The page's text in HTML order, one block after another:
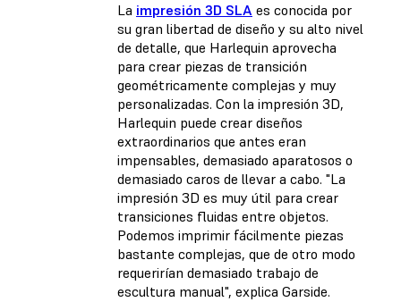
La impresión 3D SLA es conocida por
su gran libertad de diseño y su alto nivel
de detalle, que Harlequin aprovecha
para crear piezas de transición
geométricamente complejas y muy
personalizadas. Con la impresión 3D,
Harlequin puede crear diseños
extraordinarios que antes eran
impensables, demasiado aparatosos o
demasiado caros de llevar a cabo. "La
impresión 3D es muy útil para crear
transiciones fluidas entre objetos.
Podemos imprimir fácilmente piezas
bastante complejas, que de otro modo
requerirían demasiado trabajo de
escultura manual", explica Garside.